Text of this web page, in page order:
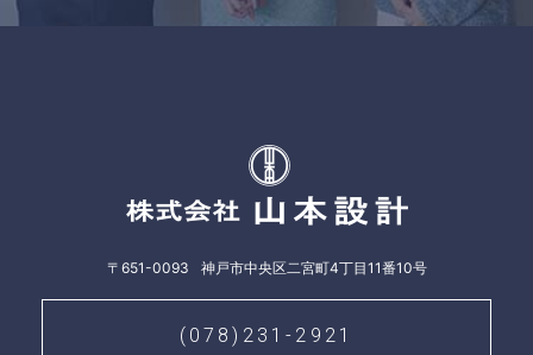
〒651-0093 神戸市中央区二宮町4丁目11番10号
(078)231-2921